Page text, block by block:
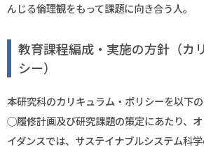
んじる倫理観をもって課題に向き合う人。
教育課程編成・実施の方針（カ
シー）
本研究科のカリキュラム・ポリシーを以下の
◯履修計画及び研究課題の策定にあたり、
イダンスでは、サステイナブルシステム科